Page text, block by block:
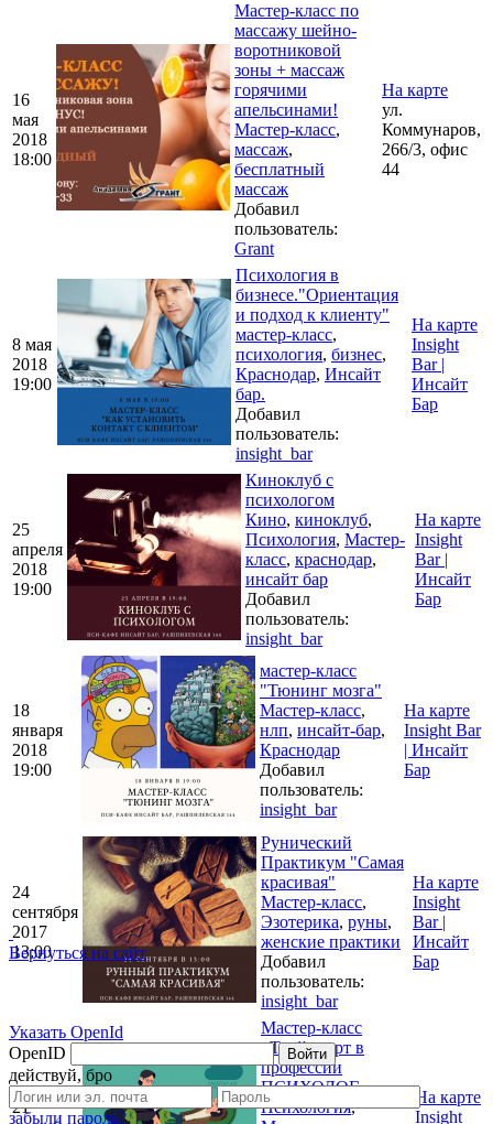
Вернуться на сайт
Указать OpenId
OpenID
Войти
действуй, бро
забыли пароль?
16
мая
2018
18:00
Мастер-класс по
массажу шейно-
воротниковой
зоны + массаж
горячими
апельсинами!
Мастер-класс,
массаж,
бесплатный
массаж
Добавил
пользователь:
Grant
На карте
ул.
Коммунаров,
266/3, офис
44
8 мая
2018
19:00
Психология в
бизнесе."Ориентация
и подход к клиенту"
мастер-класс,
психология, бизнес,
Краснодар, Инсайт
бар.
Добавил
пользователь:
insight_bar
На карте
Insight
Bar |
Инсайт
Бар
25
апреля
2018
19:00
Киноклуб с
психологом
Кино, киноклуб,
Психология, Мастер-
класс, краснодар,
инсайт бар
Добавил
пользователь:
insight_bar
На карте
Insight
Bar |
Инсайт
Бар
18
января
2018
19:00
мастер-класс
"Тюнинг мозга"
Мастер-класс,
нлп, инсайт-бар,
Краснодар
Добавил
пользователь:
insight_bar
На карте
Insight Bar
| Инсайт
Бар
24
сентября
2017
13:00
Рунический
Практикум "Самая
красивая"
Мастер-класс,
Эзотерика, руны,
женские практики
Добавил
пользователь:
insight_bar
На карте
Insight
Bar |
Инсайт
Бар
21
Мастер-класс
«Твой старт в
профессии
ПСИХОЛОГ»
Психология,
На карте
Insight